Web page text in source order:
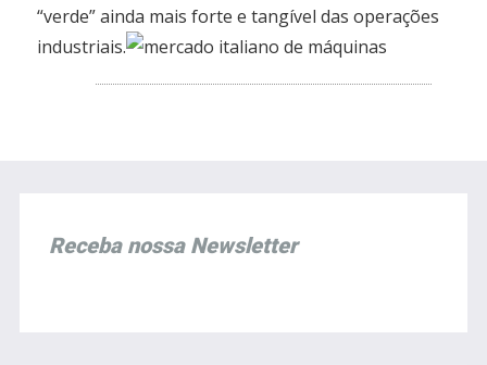
“verde” ainda mais forte e tangível das operações
industriais.
Receba nossa Newsletter